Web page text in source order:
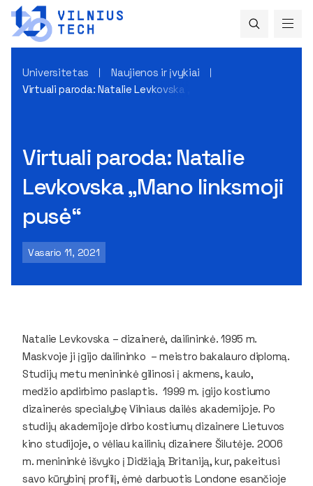
Universitetas
Naujienos ir įvykiai
Virtuali paroda: Natalie Levkovska „Mano linksmoji pusė“
Virtuali paroda: Natalie
Levkovska „Mano linksmoji
pusė“
Vasario 11, 2021
Natalie Levkovska – dizainerė, dailininkė. 1995 m.
Maskvoje ji įgijo dailininko – meistro bakalauro diplomą.
Studijų metu menininkė gilinosi į akmens, kaulo,
medžio apdirbimo paslaptis. 1999 m. įgijo kostiumo
dizainerės specialybę Vilniaus dailės akademijoje. Po
studijų akademijoje dirbo kostiumų dizainere Lietuvos
kino studijoje, o vėliau kailinių dizainere Šilutėje. 2006
m. menininkė išvyko į Didžiąją Britaniją, kur, pakeitusi
savo kūrybinį profilį, ėmė darbuotis Londone esančioje